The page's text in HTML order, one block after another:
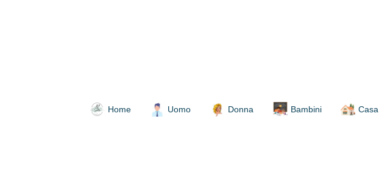
Home Uomo Donna Bambini Casa